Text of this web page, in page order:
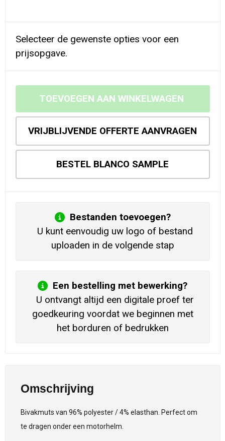
Selecteer de gewenste opties voor een
prijsopgave.
TOEVOEGEN AAN WINKELWAGEN
VRIJBLIJVENDE OFFERTE AANVRAGEN
BESTEL BLANCO SAMPLE
Bestanden toevoegen?
U kunt eenvoudig uw logo of bestand
uploaden in de volgende stap
Een bestelling met bewerking?
U ontvangt altijd een digitale proef ter
goedkeuring voordat we beginnen met
het borduren of bedrukken
Omschrijving
Bivakmuts van 96% polyester / 4% elasthan. Perfect om
te dragen onder een motorhelm.